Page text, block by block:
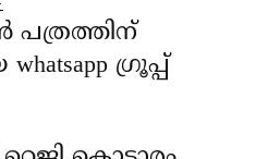
പത്രത്തിന്
ഗ്രൂപ്പ്